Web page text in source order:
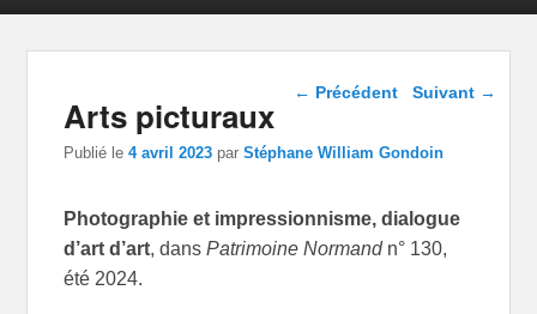
Navigation dans les
← Précédent Suivant →
Arts picturaux
Publié le4 avril 2023 parStéphane William Gondoin
Photographie et impressionnisme, dialogue
d’art d’art, dansPatrimoine Normandn° 130,
été 2024.